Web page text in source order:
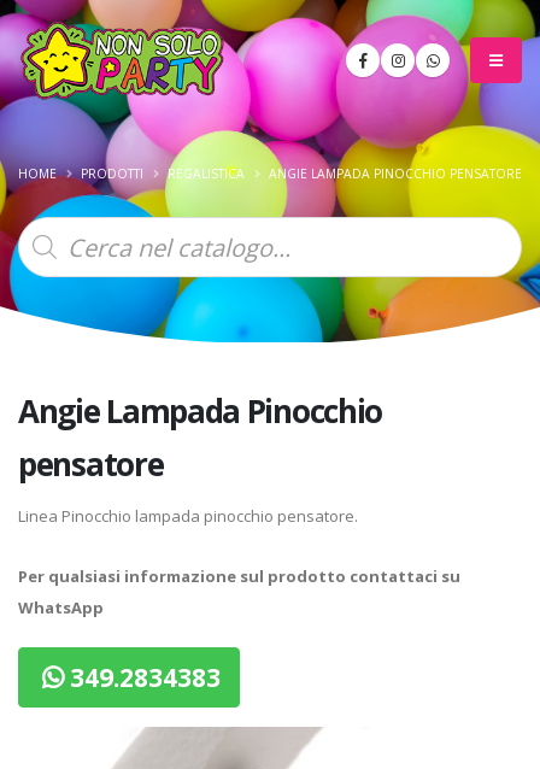
HOME PRODOTTI REGALISTICA ANGIE LAMPADA PINOCCHIO PENSATORE
Products
search
Angie Lampada Pinocchio
pensatore
Linea Pinocchio lampada pinocchio pensatore.
Per qualsiasi informazione sul prodotto contattaci su
WhatsApp
349.2834383